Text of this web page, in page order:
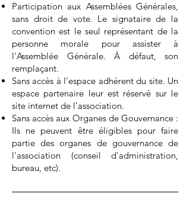
Participation aux Assemblées Générales,
sans droit de vote. Le signataire de la
convention est le seul représentant de la
personne morale pour assister à
l'Assemblée Générale. À défaut, son
remplaçant.
Sans accès à l'espace adhérent du site. Un
espace partenaire leur est réservé sur le
site internet de l’association.
Sans accès aux Organes de Gouvernance :
Ils ne peuvent être éligibles pour faire
partie des organes de gouvernance de
l'association (conseil d'administration,
bureau, etc).